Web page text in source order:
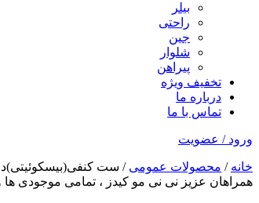
بیلر
راحتی
جین
شلوار
پیراهن
تخفیف ویژه
درباره ما
تماس با ما
ورود / عضویت
خانه / محصولات عمومی / ست
همراهان عزیز نی نی مو کیدز ، تمامی موجودی